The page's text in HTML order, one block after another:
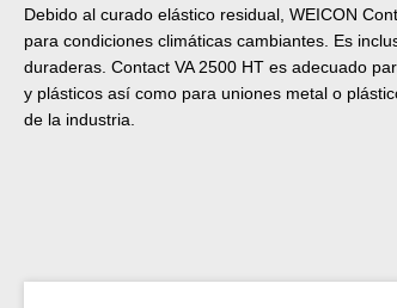
Debido al curado elástico residual, WEICON
para condiciones climáticas cambiantes. Es
duraderas. Contact VA 2500 HT es adecuado
y plásticos así como para uniones metal o
de la industria.